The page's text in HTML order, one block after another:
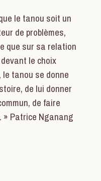
le tanou soit un
de problèmes,
que sur sa relation
le choix
le tanou se donne
de lui donner
de faire
» Patrice Nganang